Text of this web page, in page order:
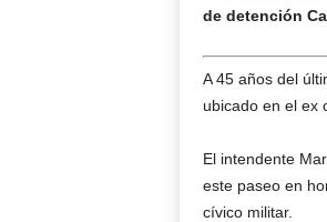
de detención
A 45 años del
ubicado en el ex
El intendente
este paseo en
cívico militar.